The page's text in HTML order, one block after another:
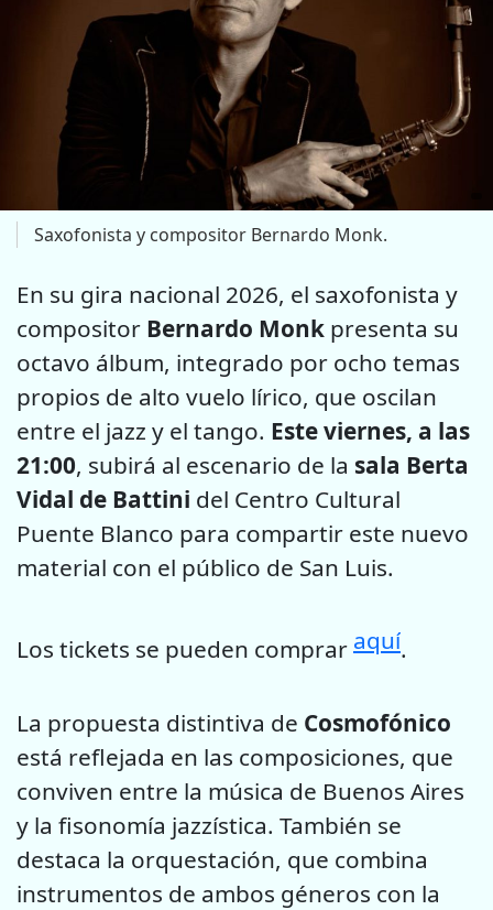
Saxofonista y compositor Bernardo Monk.
En su gira nacional 2026, el saxofonista y
compositor Bernardo Monk presenta su
octavo álbum, integrado por ocho temas
propios de alto vuelo lírico, que oscilan
entre el jazz y el tango. Este viernes, a las
21:00, subirá al escenario de la sala Berta
Vidal de Battini del Centro Cultural
Puente Blanco para compartir este nuevo
material con el público de San Luis.
Los tickets se pueden comprar aquí.
La propuesta distintiva de Cosmofónico
está reflejada en las composiciones, que
conviven entre la música de Buenos Aires
y la fisonomía jazzística. También se
destaca la orquestación, que combina
instrumentos de ambos géneros con la